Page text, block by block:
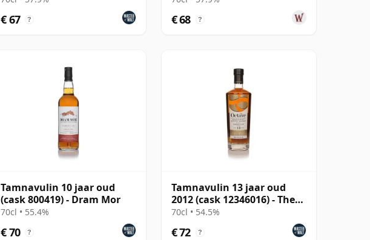
€ 67 ? € 68 ?
Tamnavulin 10 jaar oud
(cask 800419) - Dram Mor
70cl • 55.4%
€ 70 ?
Tamnavulin 13 jaar oud
2012 (cask 12346016) - The
Octave
70cl • 54.5%
€ 72 ?